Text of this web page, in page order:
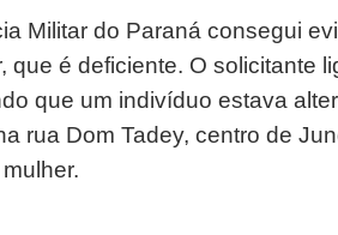
Militar do Paraná consegui
que é deficiente. O solicitante
que um indivíduo estava
rua Dom Tadey, centro de